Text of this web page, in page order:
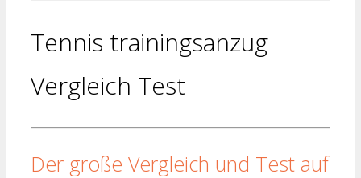
Tennis trainingsanzug
Vergleich Test
Der große Vergleich und Test auf